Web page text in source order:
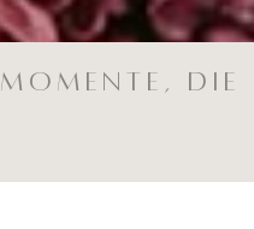
Momente, die